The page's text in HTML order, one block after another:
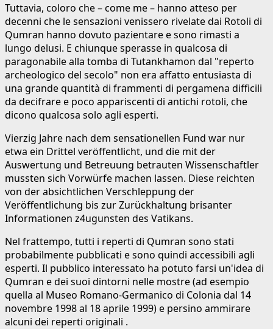
Tuttavia, coloro che – come me – hanno atteso per
decenni che le sensazioni venissero rivelate dai Rotoli di
Qumran hanno dovuto pazientare e sono rimasti a
lungo delusi. E chiunque sperasse in qualcosa di
paragonabile alla tomba di Tutankhamon dal "reperto
archeologico del secolo" non era affatto entusiasta di
una grande quantità di frammenti di pergamena difficili
da decifrare e poco appariscenti di antichi rotoli, che
dicono qualcosa solo agli esperti.
Vierzig Jahre nach dem sensationellen Fund war nur
etwa ein Drittel veröffentlicht, und die mit der
Auswertung und Betreuung betrauten Wissenschaftler
mussten sich Vorwürfe machen lassen. Diese reichten
von der absichtlichen Verschleppung der
Veröffentlichung bis zur Zurückhaltung brisanter
Informationen z4ugunsten des Vatikans.
Nel frattempo, tutti i reperti di Qumran sono stati
probabilmente pubblicati e sono quindi accessibili agli
esperti. Il pubblico interessato ha potuto farsi un'idea di
Qumran e dei suoi dintorni nelle mostre (ad esempio
quella al Museo Romano-Germanico di Colonia dal 14
novembre 1998 al 18 aprile 1999) e persino ammirare
alcuni dei reperti originali .